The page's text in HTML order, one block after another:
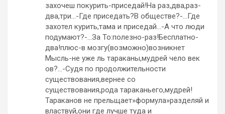
захочеш покурить-приседай!На раз,два,раз-
два,три…-Где приседать?В обществе?-…Где
захотел курить,тама и приседай…-А что люди
подумают?-…За То:полезно-раз!Бесплатно-
два!плюс-в мозгу(возможно)возникнет
Мысль-не уже ль тараканы,мудрей чело век
ов?…-Судя по продолжительности
существования,вернее со
существования,рода тараканьего,мудрей!
Тараканов не прельщает»формула»разделяй и
властвуй,они где лучше туда и